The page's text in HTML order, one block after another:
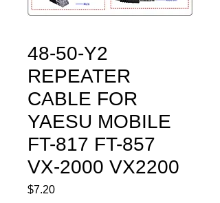
48-50-Y2
REPEATER
CABLE FOR
YAESU MOBILE
FT-817 FT-857
VX-2000 VX2200
$7.20価